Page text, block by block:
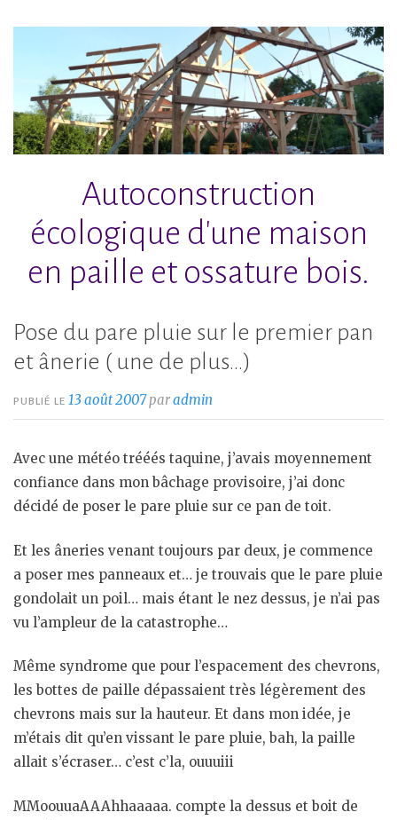
contenu
principal
Autoconstruction
écologique d'une maison
en paille et ossature bois.
Pose du pare pluie sur le premier pan
et ânerie ( une de plus…)
PUBLIÉ LE 13 août 2007paradmin
Avec une météo trééés taquine, j’avais moyennement
confiance dans mon bâchage provisoire, j’ai donc
décidé de poser le pare pluie sur ce pan de toit.
Et les âneries venant toujours par deux, je commence
a poser mes panneaux et… je trouvais que le pare pluie
gondolait un poil… mais étant le nez dessus, je n’ai pas
vu l’ampleur de la catastrophe…
Même syndrome que pour l’espacement des chevrons,
les bottes de paille dépassaient très légèrement des
chevrons mais sur la hauteur. Et dans mon idée, je
m’étais dit qu’en vissant le pare pluie, bah, la paille
allait s’écraser… c’est c’la, ouuuiii
MMoouuaAAAhhaaaaa. compte la dessus et boit de